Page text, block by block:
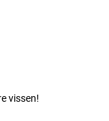
vissen!